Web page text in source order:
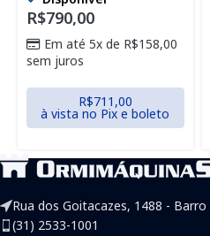
R$790,00
Em até 5x de R$158,00
sem juros
R$711,00
à vista no Pix e boleto
Rua dos Goitacazes, 1488 -
(31) 2533-1001